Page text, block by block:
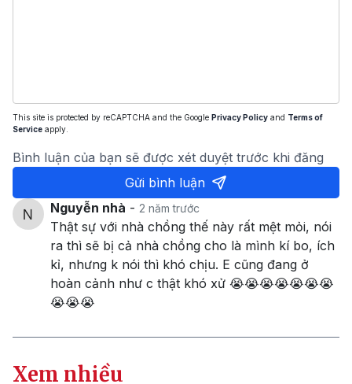
This site is protected by reCAPTCHA and the Google Privacy Policy and Terms of
Service apply.
Bình luận của bạn sẽ được xét duyệt trước khi đăng
Gửi bình luận
Nguyễn nhà - 2 năm trước
Thật sự với nhà chồng thế này rất mệt mỏi, nói
ra thì sẽ bị cả nhà chồng cho là mình kí bo, ích
kỉ, nhưng k nói thì khó chịu. E cũng đang ở
hoàn cảnh như c thật khó xử 😭😭😭😭😭😭😭
😭😭😭
Xem nhiều